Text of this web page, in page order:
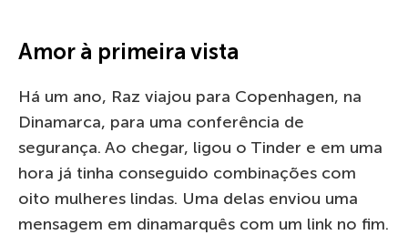
Amor à primeira vista
Há um ano, Raz viajou para Copenhagen, na
Dinamarca, para uma conferência de
segurança. Ao chegar, ligou o Tinder e em uma
hora já tinha conseguido combinações com
oito mulheres lindas. Uma delas enviou uma
mensagem em dinamarquês com um link no fim.